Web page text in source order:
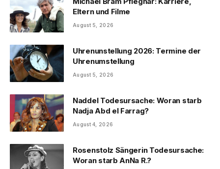
Eltern und Filme
August 5, 2026
Uhrenunstellung 2026: Termine der
Uhrenumstellung
August 5, 2026
Naddel Todesursache: Woran starb
Nadja Abd el Farrag?
August 4, 2026
Rosenstolz Sängerin Todesursache:
Woran starb AnNa R.?